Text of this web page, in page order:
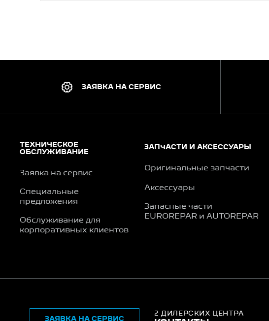
ЗАЯВКА НА СЕРВИС
ТЕХНИЧЕСКОЕ
ОБСЛУЖИВАНИЕ
Заявка на сервис
Специальные
предложения
Обслуживание для
корпоративных клиентов
ЗАПЧАСТИ И АКСЕССУАРЫ
Оригинальные запчасти
Аксессуары
Запасные части
EUROREPAR и AUTOREPAR
2 ДИЛЕРСКИХ ЦЕНТРА
ЗАЯВКА НА СЕРВИС